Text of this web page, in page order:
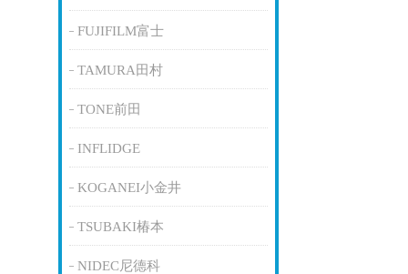
FUJIFILM富士
TAMURA田村
TONE前田
INFLIDGE
KOGANEI小金井
TSUBAKI椿本
NIDEC尼德科